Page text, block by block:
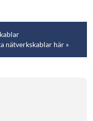
nätverkskablar här »